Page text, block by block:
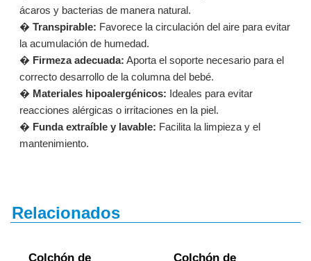
ácaros y bacterias de manera natural.
� Transpirable: Favorece la circulación del aire para evitar
la acumulación de humedad.
� Firmeza adecuada: Aporta el soporte necesario para el
correcto desarrollo de la columna del bebé.
� Materiales hipoalergénicos: Ideales para evitar
reacciones alérgicas o irritaciones en la piel.
� Funda extraíble y lavable: Facilita la limpieza y el
mantenimiento.
Relacionados
Colchón de
Colchón de